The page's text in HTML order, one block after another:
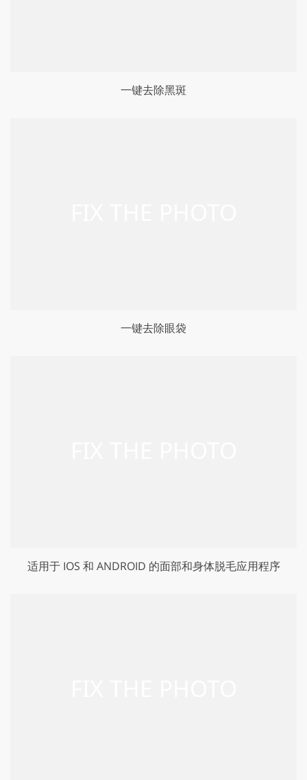
一键去除黑斑
一键去除眼袋
适用于 IOS 和 ANDROID 的面部和身体脱毛应用程序